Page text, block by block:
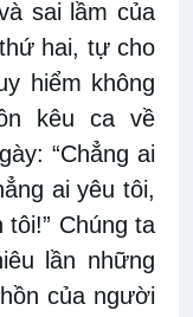
sai lầm của
hai, tự cho
hiểm không
kêu ca về
“Chẳng ai
ai yêu tôi,
Chúng ta
lần những
của người